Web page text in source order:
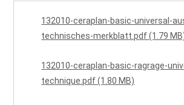
132010-ceraplan-basic-universal-
technisches-merkblatt.pdf (1.79
132010-ceraplan-basic-ragrage-
technique.pdf (1.80 MB)